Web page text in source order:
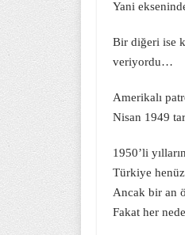
Yani
Bir diğeri ise
veriyordu…
Amerikalı
Nisan 1949
1950’li
Türkiye
Ancak bir an
Fakat her